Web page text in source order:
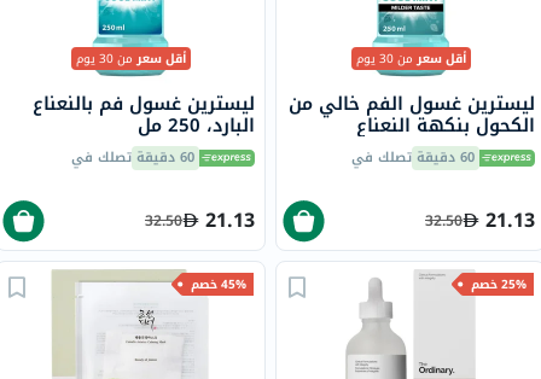
أقل سعرمن 30 يوم
ليسترين غسول الفم خالي من
الكحول بنكهة النعناع
المنعش 250 مل
60 دقيقة تصلك في
21.13
32.50
أقل سعرمن 30 يوم
ليسترين غسول فم بالنعناع
البارد، 250 مل
60 دقيقة تصلك في
21.13
32.50
25% خصم 45% خصم